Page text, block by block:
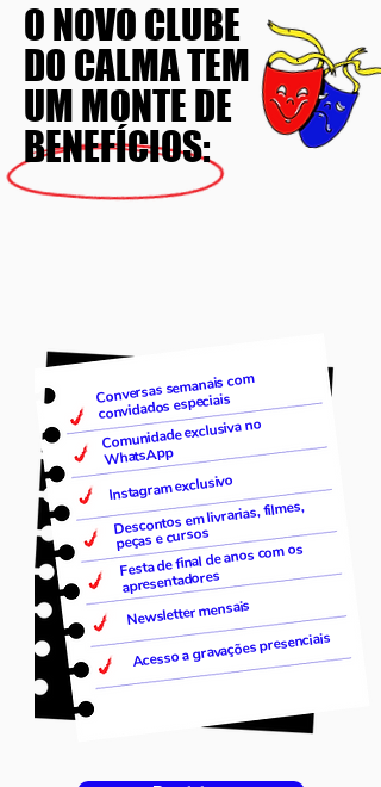
O NOVO CLUBE
DO CALMA TEM
UM MONTE DE
BENEFÍCIOS:
Conversas semanais com
convidados especiais
Festa de final de anos com os
apresentadores
Newsletter mensais
Comunidade exclusiva no
WhatsApp
Instagram exclusivo
Descontos em livrarias, filmes,
peças e cursos
Acesso a gravações presenciais